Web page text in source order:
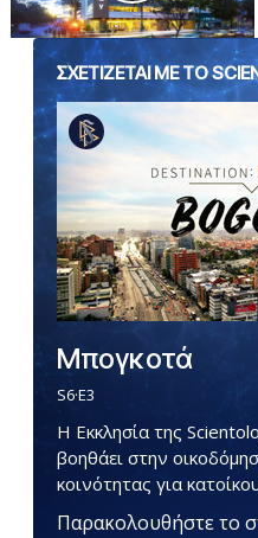
ΣΧΕΤΙΖΕΤΑΙ ΜΕ ΤΟ
Μπογκοτά
S6·E3
Η Εκκλησία της
βοηθάει στην
κοινότητας για
Παρακολουθήστε το